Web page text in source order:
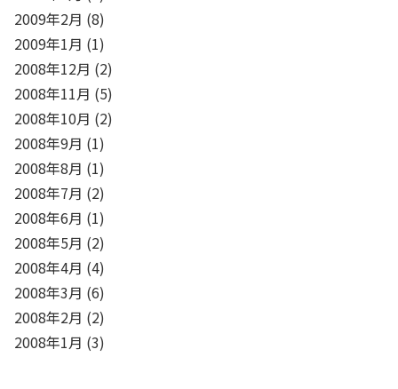
2009年2月 (8)
2009年1月 (1)
2008年12月 (2)
2008年11月 (5)
2008年10月 (2)
2008年9月 (1)
2008年8月 (1)
2008年7月 (2)
2008年6月 (1)
2008年5月 (2)
2008年4月 (4)
2008年3月 (6)
2008年2月 (2)
2008年1月 (3)